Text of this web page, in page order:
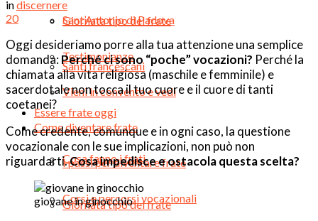
Giornata tipo del frate
Testimonianze
Vieni in convento e vedi
Come diventare frate
I passi per diventare frate
Corsi e percorsi vocazionali
Sant’Antonio di Padova
Santi francescani
Essere frate oggi
Cosa fanno i frati
Giornata tipo del frate
indiscernere
20
Oggi desideriamo porre alla tua attenzione una semplice
domanda: Perché ci sono “poche” vocazioni? Perché la
chiamata alla vita religiosa (maschile e femminile) e
sacerdotale non tocca il tuo cuore e il cuore di tanti
coetanei?
Come credente, comunque e in ogni caso, la questione
vocazionale con le sue implicazioni, non può non
riguardarti.Cosa impedisce e ostacola questa scelta?
giovane in ginocchio